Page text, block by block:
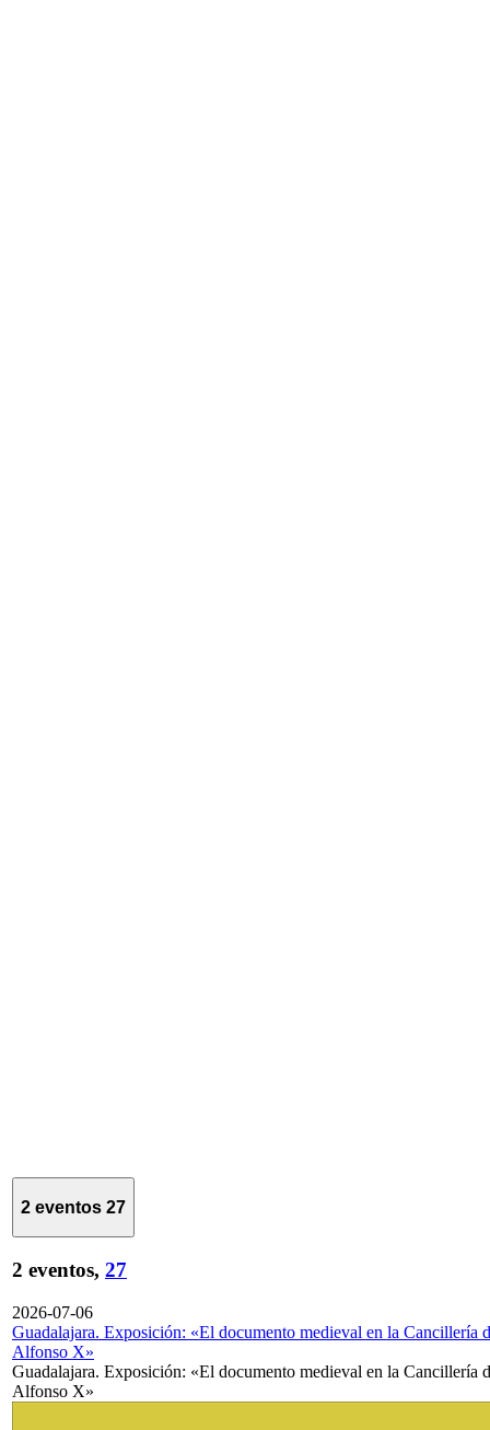
2 eventos 27
2 eventos, 27
2026-07-06
Guadalajara. Exposición: «El documento medieval en la Cancillería
Alfonso X»
Guadalajara. Exposición: «El documento medieval en la Cancillería
Alfonso X»